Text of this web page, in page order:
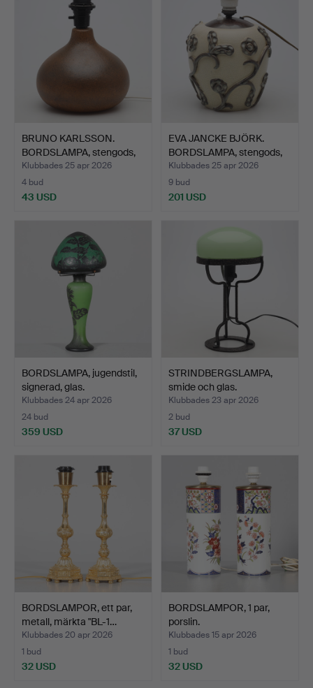
BRUNO KARLSSON.
BORDSLAMPA, stengods,
EGO,…
Klubbades 25 apr 2026
4 bud
43 USD
EVA JANCKE BJÖRK.
BORDSLAMPA, stengods,
Bo…
Klubbades 25 apr 2026
9 bud
201 USD
BORDSLAMPA, jugendstil,
signerad, glas.
Klubbades 24 apr 2026
24 bud
359 USD
STRINDBERGSLAMPA,
smide och glas.
Klubbades 23 apr 2026
2 bud
37 USD
BORDSLAMPOR, ett par,
metall, märkta "BL-1…
Klubbades 20 apr 2026
1 bud
32 USD
BORDSLAMPOR, 1 par,
porslin.
Klubbades 15 apr 2026
1 bud
32 USD